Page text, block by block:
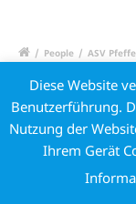
/ People / ASV
© Copyright 2021
Cookies Policy
Diese Website
Benutzerführung.
Nutzung der
Ihrem Gerät